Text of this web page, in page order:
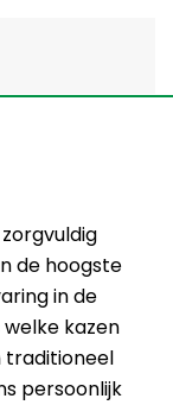
de hoogste
in de
kazen
traditioneel
persoonlijk